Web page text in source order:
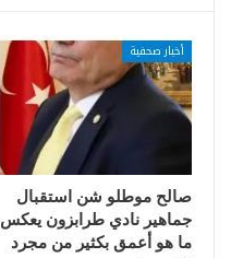
أخبار صحفية
صالح موطلو شن استقبال
جماهير نادي طرابزون يعكس
ما هو أعمق بكثير من مجرد